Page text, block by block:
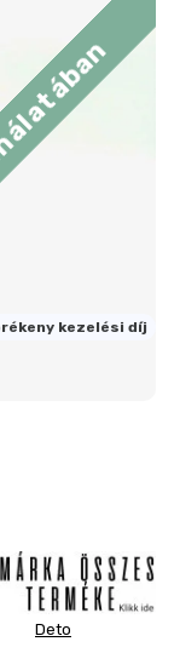
kezelési díj
Deto